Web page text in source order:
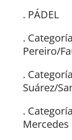
. PÁDEL
.
Pereiro/
.
Suárez/
.